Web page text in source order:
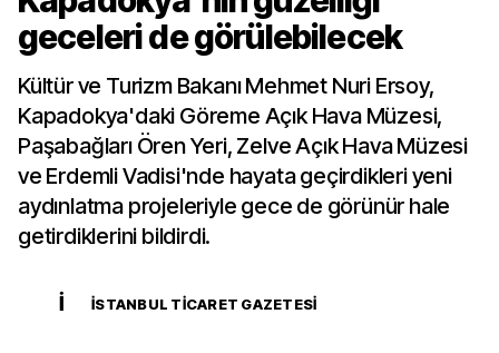
geceleri de görülebilecek
Kültür ve Turizm Bakanı Mehmet Nuri Ersoy,
Kapadokya'daki Göreme Açık Hava Müzesi,
Paşabağları Ören Yeri, Zelve Açık Hava Müzesi
ve Erdemli Vadisi'nde hayata geçirdikleri yeni
aydınlatma projeleriyle gece de görünür hale
getirdiklerini bildirdi.
İ İSTANBUL TICARET GAZETESI